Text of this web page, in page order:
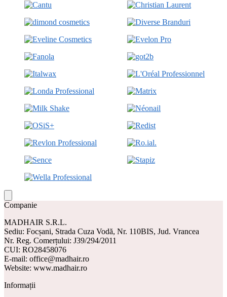
Companie
MADHAIR S.R.L.
Sediu: Focșani, Strada Cuza Vodă, Nr. 110BIS, Jud. Vrancea
Nr. Reg. Comerțului: J39/294/2011
CUI: RO28458076
E-mail: office@madhair.ro
Website: www.madhair.ro
Informații